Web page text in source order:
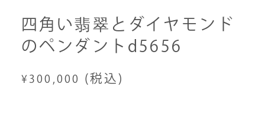
四角い翡翠とダイヤモンド
のペンダントd5656
¥300,000 (税込)